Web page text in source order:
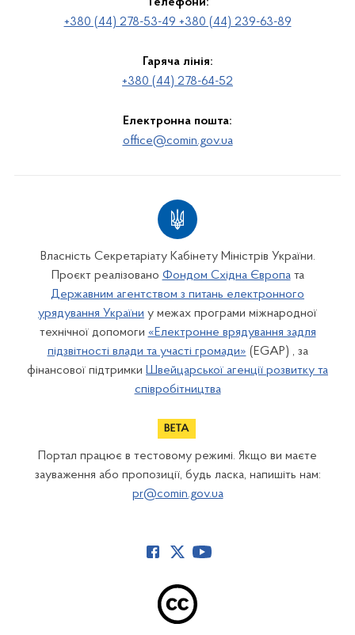
+380 (44) 278-53-49 +380 (44) 239-63-89
Гаряча лінія:
+380 (44) 278-64-52
Електронна пошта:
office@comin.gov.ua
Власність Секретаріату Кабінету Міністрів України.
Проєкт реалізовано Фондом Східна Європата
Державним агентством з питань електронного
урядування України у межах програми міжнародної
технічної допомоги «Електронне врядування задля
підзвітності влади та участі громади» (EGAP) , за
фінансової підтримки Швейцарської агенції розвитку та
співробітництва
Портал працює в тестовому режимі. Якщо ви маєте
зауваження або пропозиції, будь ласка, напишіть нам:
pr@comin.gov.ua